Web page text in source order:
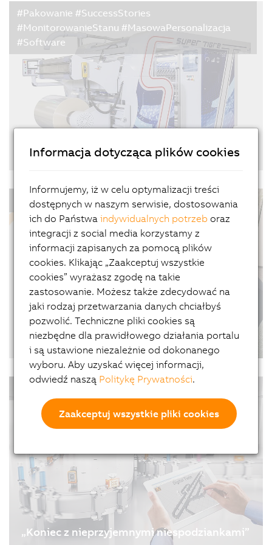
sposób na zwiększenie wydajności maszyny. Firma
Niigon wykazała niedawno, że odpowiednie
połączenie automatyzacji i symulacji może
zwiększyć osiągi istniejących maszyn bez
konieczności stosowania nowego…
#Pakowanie #SuccessStories
#MonitorowanieStanu #MasowaPersonalizacja
#Software
Cyfryzacja uszlachetniania
Zmienność gustów konsumentów i kreatywność
handlowców zmusza firmy konfekcjonujące
wyroby do wytwarzania mniejszych partii, co
wymaga częstszych przestojów na przezbrojenie
maszyn. Aby osiągnąć niezbędną elastyczność bez
uszczerbku dla…
#Filmy #HMI #Software
Łatwa i intuicyjna wizualizacja HMI – poznaj
technologię mapp View
08/07/2021| 1m
Stworzenie potężnych, intuicyjnych ekranów HMI z
skomplikowane. Dzięki mapp View inżynierowie
automatycy mają wszystkie narzędzia, których
#Wywiady #Symulacja #Software
„Koniec z nieprzyjemnymi niespodziankami”
Informacja dotycząca plików cookies
Informujemy, iż w celu optymalizacji treści
dostępnych w naszym serwisie, dostosowania
ich do Państwaindywidualnych potrzeb oraz
integracji z social media korzystamy z
informacji zapisanych za pomocą plików
cookies. Klikając „Zaakceptuj wszystkie
cookies” wyrażasz zgodę na takie
zastosowanie. Możesz także zdecydować na
jaki rodzaj przetwarzania danych chciałbyś
pozwolić. Techniczne pliki cookies są
niezbędne dla prawidłowego działania portalu
i są ustawione niezależnie od dokonanego
wyboru. Aby uzyskać więcej informacji,
odwiedź naszą Politykę Prywatności.
Zaakceptuj wszystkie pliki cookies